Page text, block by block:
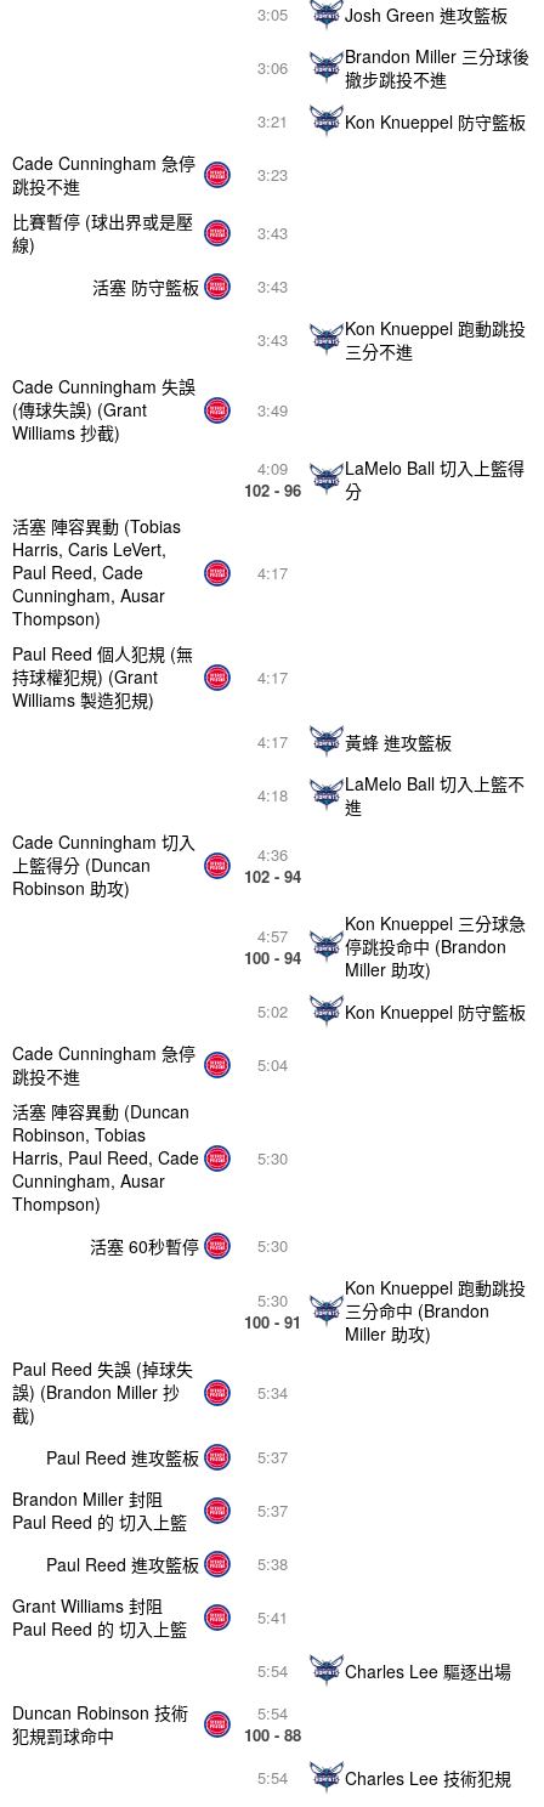
5:54 Charles Lee 技術犯規
5:54
100 - 88
Duncan Robinson 技術
犯規罰球命中
5:54 Charles Lee 驅逐出場
5:41
Grant Williams 封阻
Paul Reed 的 切入上籃
5:38
Paul Reed 進攻籃板
5:37
Brandon Miller 封阻
Paul Reed 的 切入上籃
5:37
Paul Reed 進攻籃板
5:34
Paul Reed 失誤 (掉球失
誤) (Brandon Miller 抄
截)
5:30
100 - 91
Kon Knueppel 跑動跳投
三分命中 (Brandon
Miller 助攻)
5:30
活塞 60秒暫停
5:30
活塞 陣容異動 (Duncan
Robinson, Tobias
Harris, Paul Reed, Cade
Cunningham, Ausar
Thompson)
5:04
Cade Cunningham 急停
跳投不進
5:02 Kon Knueppel 防守籃板
4:57
100 - 94
Kon Knueppel 三分球急
停跳投命中 (Brandon
Miller 助攻)
4:36
102 - 94
Cade Cunningham 切入
上籃得分 (Duncan
Robinson 助攻)
4:18
LaMelo Ball 切入上籃不
進
4:17 黃蜂 進攻籃板
4:17
Paul Reed 個人犯規 (無
持球權犯規) (Grant
Williams 製造犯規)
4:17
活塞 陣容異動 (Tobias
Harris, Caris LeVert,
Paul Reed, Cade
Cunningham, Ausar
Thompson)
4:09
102 - 96
LaMelo Ball 切入上籃得
分
3:49
Cade Cunningham 失誤
(傳球失誤) (Grant
Williams 抄截)
3:43
Kon Knueppel 跑動跳投
三分不進
3:43
活塞 防守籃板
3:43
比賽暫停 (球出界或是壓
線)
3:23
Cade Cunningham 急停
跳投不進
3:21 Kon Knueppel 防守籃板
3:06
Brandon Miller 三分球後
撤步跳投不進
3:05 Josh Green 進攻籃板